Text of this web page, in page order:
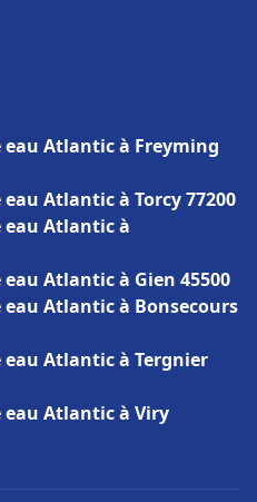
Atlantic à Freyming
Atlantic à Torcy 77200
eau Atlantic à
Atlantic à Gien 45500
Atlantic à Bonsecours
Atlantic à Tergnier
eau Atlantic à Viry